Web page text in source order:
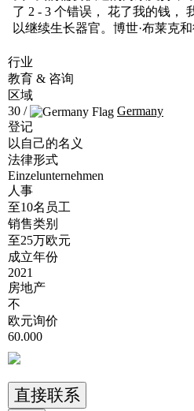
了 2 - 3 个错误， 花了我的钱，
以继续生长器官。博世·布莱克
行业
教育 & 咨询
区域
30 /
Germany
登记
以自己的名义
法律形式
Einzelunternehmen
人事
至10名员工
销售类别
至25万欧元
成立年份
2021
房地产
不
欧元询价
60.000
直接联系